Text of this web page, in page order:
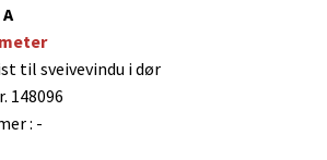
til sveivevindu i dør
148096
: -